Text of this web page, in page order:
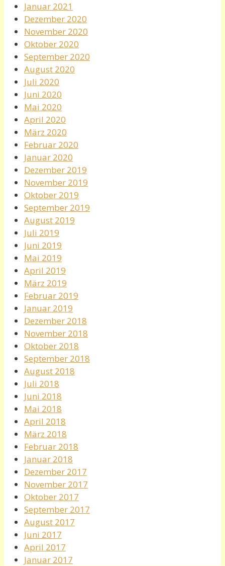
Januar 2021
Dezember 2020
November 2020
Oktober 2020
September 2020
August 2020
Juli 2020
Juni 2020
Mai 2020
April 2020
März 2020
Februar 2020
Januar 2020
Dezember 2019
November 2019
Oktober 2019
September 2019
August 2019
Juli 2019
Juni 2019
Mai 2019
April 2019
März 2019
Februar 2019
Januar 2019
Dezember 2018
November 2018
Oktober 2018
September 2018
August 2018
Juli 2018
Juni 2018
Mai 2018
April 2018
März 2018
Februar 2018
Januar 2018
Dezember 2017
November 2017
Oktober 2017
September 2017
August 2017
Juni 2017
April 2017
Januar 2017